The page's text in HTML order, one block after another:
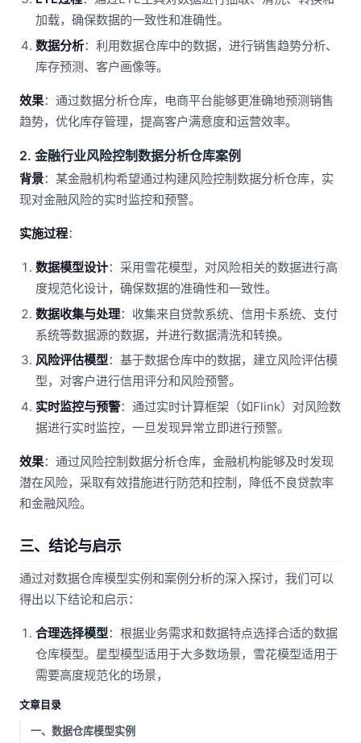
加载，确保数据的一致性和准确性。
数据分析：利用数据仓库中的数据，进行销售趋势分析、
库存预测、客户画像等。
效果：通过数据分析仓库，电商平台能够更准确地预测销售
趋势，优化库存管理，提高客户满意度和运营效率。
2. 金融行业风险控制数据分析仓库案例
背景：某金融机构希望通过构建风险控制数据分析仓库，实
现对金融风险的实时监控和预警。
实施过程：
数据模型设计：采用雪花模型，对风险相关的数据进行高
度规范化设计，确保数据的准确性和一致性。
数据收集与处理：收集来自贷款系统、信用卡系统、支付
系统等数据源的数据，并进行数据清洗和转换。
风险评估模型：基于数据仓库中的数据，建立风险评估模
型，对客户进行信用评分和风险预警。
实时监控与预警：通过实时计算框架（如Flink）对风险数
据进行实时监控，一旦发现异常立即进行预警。
效果：通过风险控制数据分析仓库，金融机构能够及时发现
潜在风险，采取有效措施进行防范和控制，降低不良贷款率
和金融风险。
三、结论与启示
通过对数据仓库模型实例和案例分析的深入探讨，我们可以
得出以下结论和启示：
合理选择模型：根据业务需求和数据特点选择合适的数据
仓库模型。星型模型适用于大多数场景，雪花模型适用于
需要高度规范化的场景，
文章目录
一、数据仓库模型实例